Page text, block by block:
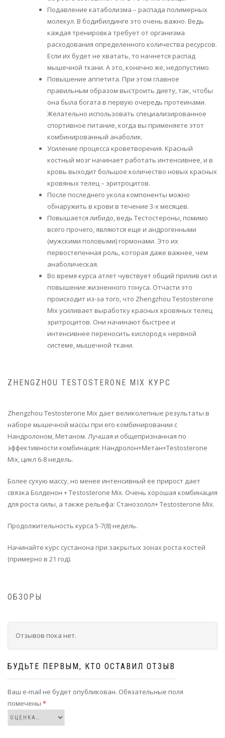
Подавление катаболизма – распада полимерных
молекул. В бодибилдинге это очень важно. Ведь
каждая тренировка требует от организма
расходования определенного количества ресурсов.
Если их будет не хватать, то начнется распад
мышечной ткани. А это, конечно же, недопустимо.
Повышение аппетита. При этом главное
правильным образом выстроить диету, так, чтобы
она была богата в первую очередь протеинами.
Желательно использовать специализированное
спортивное питание, когда вы применяете этот
комбинированный анаболик.
Усиление процесса кроветворения. Красный
костный мозг начинает работать интенсивнее, и в
кровь выходит большое количество новых красных
кровяных телец – эритроцитов.
После последнего укола компоненты можно
обнаружить в крови в течение 3-х месяцев.
Повышается либидо, ведь Тестостероны, помимо
всего прочего, являются еще и андрогенными
(мужскими половыми) гормонами. Это их
первостепенная роль, которая даже важнее, чем
анаболическая.
Во время курса атлет чувствует общий прилив сил и
повышение жизненного тонуса. Отчасти это
происходит из-за того, что Zhengzhou Testosterone
Mix усиливает выработку красных кровяных телец
эритроцитов. Они начинают быстрее и
интенсивнее переносить кислород к нервной
системе, мышечной ткани.
ZHENGZHOU TESTOSTERONE MIX КУРС
Zhengzhou Testosterone Mix дает великолепные результаты в
наборе мышечной массы при его комбинировании с
Нандролоном, Метаном. Лучшая и общепризнанная по
эффективности комбинация: Нандролон+Метан+Testosterone
Mix, цикл 6-8 недель.
Более сухую массу, но менее интенсивный ее прирост дает
связка Болденон + Testosterone Mix. Очень хорошая комбинация
для роста силы, а также рельефа: Станозолол+ Testosterone Mix.
Продолжительность курса 5-7(8) недель.
Начинайте курс сустанона при закрытых зонах роста костей
(примерно в 21 год).
ОБЗОРЫ
Отзывов пока нет.
БУДЬТЕ ПЕРВЫМ, КТО ОСТАВИЛ ОТЗЫВ
Ваш e-mail не будет опубликован. Обязательные поля
помечены *